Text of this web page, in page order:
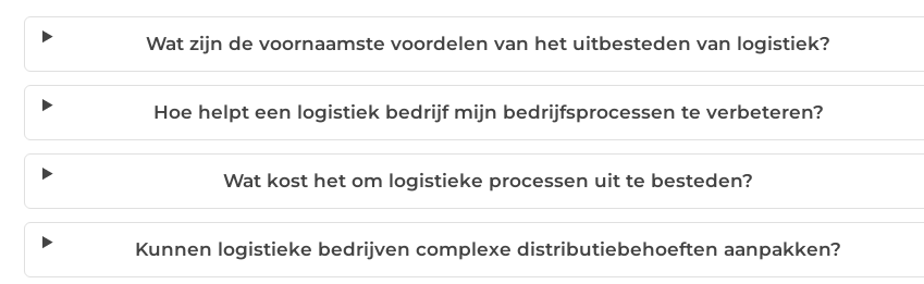
Wat zijn de voornaamste voordelen van het uitbesteden van logistiek?
Hoe helpt een logistiek bedrijf mijn bedrijfsprocessen te verbeteren?
Wat kost het om logistieke processen uit te besteden?
Kunnen logistieke bedrijven complexe distributiebehoeften aanpakken?